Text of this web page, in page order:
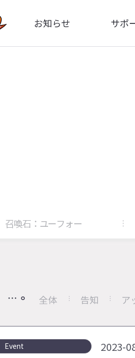
お知らせ
全体
サポ
召喚石：ユーフォー
全体 告知 ア
Event 2023-